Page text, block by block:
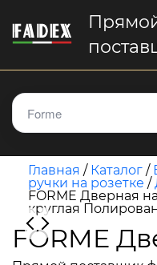
Главная / Каталог /
ручки на розетке /
FORME Дверная
круглая
FORME